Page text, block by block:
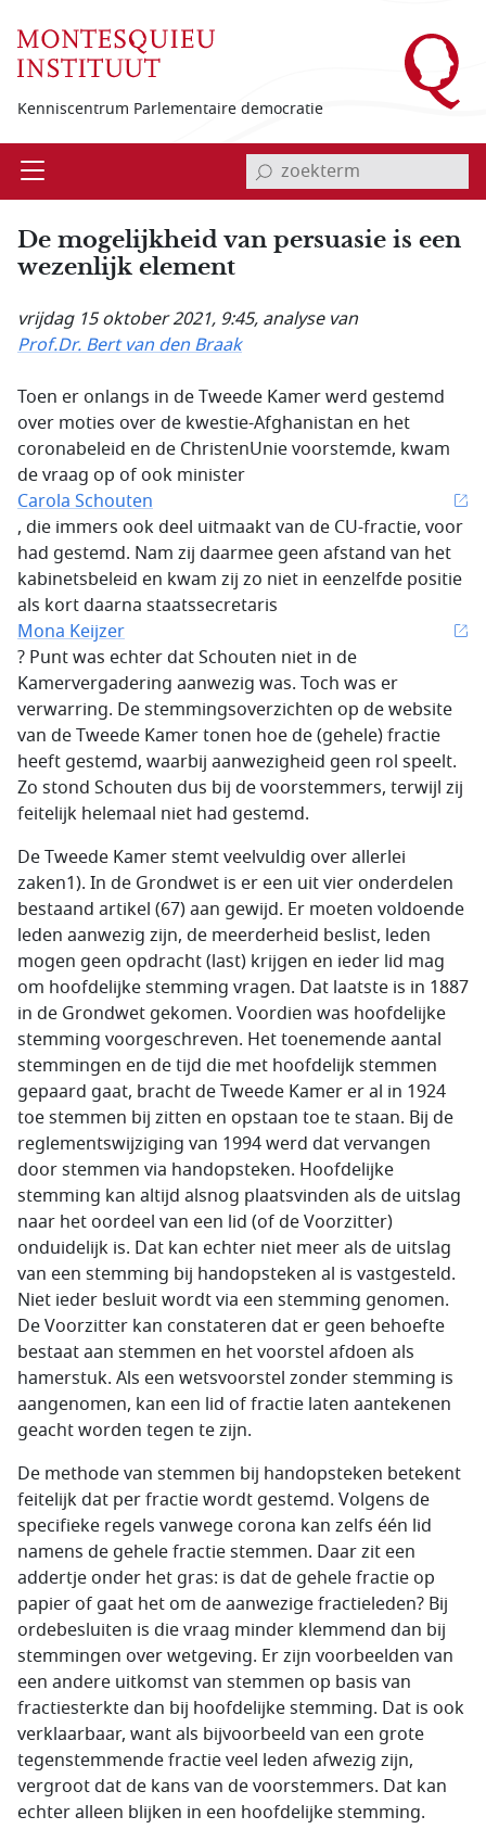
Kenniscentrum Parlementaire democratie
Open invoerveld zoekterm
De mogelijkheid van persuasie is een
wezenlijk element
vrijdag 15 oktober 2021, 9:45, analyse van
Prof.Dr. Bert van den Braak
Toen er onlangs in de Tweede Kamer werd gestemd
over moties over de kwestie-Afghanistan en het
coronabeleid en de ChristenUnie voorstemde, kwam
de vraag op of ook minister
Carola Schouten
, die immers ook deel uitmaakt van de CU-fractie, voor
had gestemd. Nam zij daarmee geen afstand van het
kabinetsbeleid en kwam zij zo niet in eenzelfde positie
als kort daarna staatssecretaris
Mona Keijzer
? Punt was echter dat Schouten niet in de
Kamervergadering aanwezig was. Toch was er
verwarring. De stemmingsoverzichten op de website
van de Tweede Kamer tonen hoe de (gehele) fractie
heeft gestemd, waarbij aanwezigheid geen rol speelt.
Zo stond Schouten dus bij de voorstemmers, terwijl zij
feitelijk helemaal niet had gestemd.
De Tweede Kamer stemt veelvuldig over allerlei
zaken1). In de Grondwet is er een uit vier onderdelen
bestaand artikel (67) aan gewijd. Er moeten voldoende
leden aanwezig zijn, de meerderheid beslist, leden
mogen geen opdracht (last) krijgen en ieder lid mag
om hoofdelijke stemming vragen. Dat laatste is in 1887
in de Grondwet gekomen. Voordien was hoofdelijke
stemming voorgeschreven. Het toenemende aantal
stemmingen en de tijd die met hoofdelijk stemmen
gepaard gaat, bracht de Tweede Kamer er al in 1924
toe stemmen bij zitten en opstaan toe te staan. Bij de
reglementswijziging van 1994 werd dat vervangen
door stemmen via handopsteken. Hoofdelijke
stemming kan altijd alsnog plaatsvinden als de uitslag
naar het oordeel van een lid (of de Voorzitter)
onduidelijk is. Dat kan echter niet meer als de uitslag
van een stemming bij handopsteken al is vastgesteld.
Niet ieder besluit wordt via een stemming genomen.
De Voorzitter kan constateren dat er geen behoefte
bestaat aan stemmen en het voorstel afdoen als
hamerstuk. Als een wetsvoorstel zonder stemming is
aangenomen, kan een lid of fractie laten aantekenen
geacht worden tegen te zijn.
De methode van stemmen bij handopsteken betekent
feitelijk dat per fractie wordt gestemd. Volgens de
specifieke regels vanwege corona kan zelfs één lid
namens de gehele fractie stemmen. Daar zit een
addertje onder het gras: is dat de gehele fractie op
papier of gaat het om de aanwezige fractieleden? Bij
ordebesluiten is die vraag minder klemmend dan bij
stemmingen over wetgeving. Er zijn voorbeelden van
een andere uitkomst van stemmen op basis van
fractiesterkte dan bij hoofdelijke stemming. Dat is ook
verklaarbaar, want als bijvoorbeeld van een grote
tegenstemmende fractie veel leden afwezig zijn,
vergroot dat de kans van de voorstemmers. Dat kan
echter alleen blijken in een hoofdelijke stemming.